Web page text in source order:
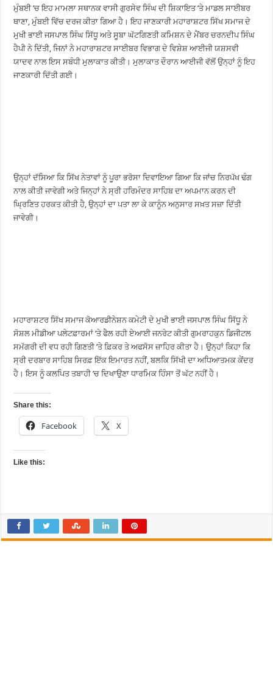
ਮੁੰਬਈ ’ਚ ਇਹ ਮਾਮਲਾ ਸਥਾਨਕ ਵਾਸੀ ਗੁਰਸੇਵ ਸਿੰਘ ਦੀ ਸ਼ਿਕਾਇਤ ’ਤੇ ਮਾਡਲ ਸਾਈਬਰ
ਥਾਣਾ, ਮੁੰਬਈ ਵਿੱਚ ਦਰਜ ਕੀਤਾ ਗਿਆ ਹੈ। ਇਹ ਜਾਣਕਾਰੀ ਮਹਾਰਾਸ਼ਟਰ ਸਿੱਖ ਸਮਾਜ ਦੇ
ਮੁਖੀ ਭਾਈ ਜਸਪਾਲ ਸਿੰਘ ਸਿੱਧੂ ਅਤੇ ਸੂਬਾ ਘੱਟਗਿਣਤੀ ਕਮਿਸ਼ਨ ਦੇ ਮੈਂਬਰ ਚਰਨਦੀਪ ਸਿੰਘ
ਹੈਪੀ ਨੇ ਦਿੱਤੀ, ਜਿਨਾਂ ਨੇ ਮਹਾਰਾਸ਼ਟਰ ਸਾਈਬਰ ਵਿਭਾਗ ਦੇ ਵਿਸ਼ੇਸ਼ ਆਈਜੀ ਯਸ਼ਸਵੀ
ਯਾਦਵ ਨਾਲ ਇਸ ਸਬੰਧੀ ਮੁਲਾਕਾਤ ਕੀਤੀ। ਮੁਲਾਕਾਤ ਦੌਰਾਨ ਆਈਜੀ ਵੱਲੋਂ ਉਨ੍ਹਾਂ ਨੂੰ ਇਹ
ਜਾਣਕਾਰੀ ਦਿੱਤੀ ਗਈ।
ਉਨ੍ਹਾਂ ਦੱਸਿਆ ਕਿ ਸਿੱਖ ਨੇਤਾਵਾਂ ਨੂੰ ਪੂਰਾ ਭਰੋਸਾ ਦਿਵਾਇਆ ਗਿਆ ਕਿ ਜਾਂਚ ਨਿਰਪੱਖ ਢੰਗ
ਨਾਲ ਕੀਤੀ ਜਾਵੇਗੀ ਅਤੇ ਜਿਨ੍ਹਾਂ ਨੇ ਸ੍ਰੀ ਹਰਿਮੰਦਰ ਸਾਹਿਬ ਦਾ ਅਪਮਾਨ ਕਰਨ ਦੀ
ਘ੍ਰਿਣਿਤ ਹਰਕਤ ਕੀਤੀ ਹੈ, ਉਨ੍ਹਾਂ ਦਾ ਪਤਾ ਲਾ ਕੇ ਕਾਨੂੰਨ ਅਨੁਸਾਰ ਸਖ਼ਤ ਸਜ਼ਾ ਦਿੱਤੀ
ਜਾਵੇਗੀ।
ਮਹਾਰਾਸ਼ਟਰ ਸਿੱਖ ਸਮਾਜ ਕੋਆਰਡੀਨੇਸ਼ਨ ਕਮੇਟੀ ਦੇ ਮੁਖੀ ਭਾਈ ਜਸਪਾਲ ਸਿੰਘ ਸਿੱਧੂ ਨੇ
ਸੋਸ਼ਲ ਮੀਡੀਆ ਪਲੇਟਫ਼ਾਰਮਾਂ ’ਤੇ ਫੈਲ ਰਹੀ ਏਆਈ ਜਨਰੇਟ ਕੀਤੀ ਗੁਮਰਾਹਕੁਨ ਡਿਜੀਟਲ
ਸਮੱਗਰੀ ਦੀ ਵਧ ਰਹੀ ਗਿਣਤੀ ’ਤੇ ਫ਼ਿਕਰ ਤੇ ਅਫਸੋਸ ਜ਼ਾਹਿਰ ਕੀਤਾ ਹੈ। ਉਨ੍ਹਾਂ ਕਿਹਾ ਕਿ
ਸ੍ਰੀ ਦਰਬਾਰ ਸਾਹਿਬ ਸਿਰਫ਼ ਇੱਕ ਇਮਾਰਤ ਨਹੀਂ, ਬਲਕਿ ਸਿੱਖੀ ਦਾ ਅਧਿਆਤਮਕ ਕੇਂਦਰ
ਹੈ। ਇਸ ਨੂੰ ਕਲਪਿਤ ਤਬਾਹੀ ’ਚ ਦਿਖਾਉਣਾ ਧਾਰਮਿਕ ਹਿੰਸਾ ਤੋਂ ਘੱਟ ਨਹੀਂ ਹੈ।
Share this:
Facebook X
Like this: